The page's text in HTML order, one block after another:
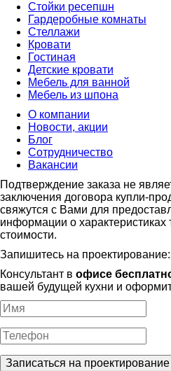
Стойки ресепшн
Гардеробные комнаты
Стеллажи
Кровати
Гостиная
Детские кровати
Мебель для ванной
Мебель из шпона
О компании
Новости, акции
Блог
Сотрудничество
Вакансии
Подтверждение заказа не
заключения договора купли-
свяжутся с Вами для
информации о характеристиках
стоимости.
Запишитесь на проектирование:
Консультант в офисе
вашей будущей кухни и